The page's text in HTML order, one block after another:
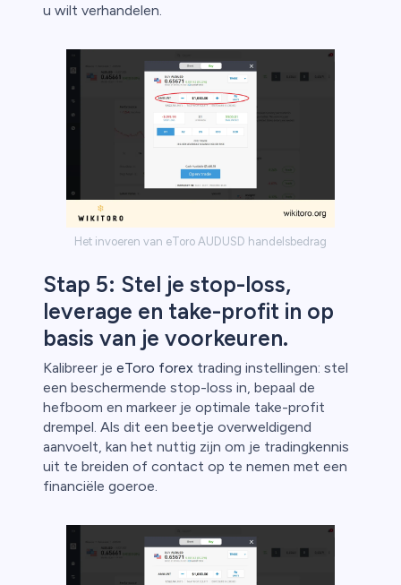
u wilt verhandelen.
Het invoeren van eToro AUDUSD handelsbedrag
Stap 5: Stel je stop-loss,
leverage en take-profit in op
basis van je voorkeuren.
Kalibreer je eToro forex trading instellingen: stel
een beschermende stop-loss in, bepaal de
hefboom en markeer je optimale take-profit
drempel. Als dit een beetje overweldigend
aanvoelt, kan het nuttig zijn om je tradingkennis
uit te breiden of contact op te nemen met een
financiële goeroe.